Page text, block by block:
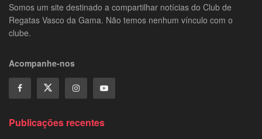
Somos um site destinado a compartilhar notícias do Club de
Regatas Vasco da Gama. Não temos nenhum vínculo com o
clube.
Acompanhe-nos
Publicações recentes